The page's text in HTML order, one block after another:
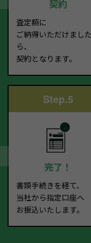
契約
査定額に
ご納得いただけました
ら、
契約となります。
Step.5
完了！
書類手続きを経て、
当社から指定口座へ
お振込いたします。